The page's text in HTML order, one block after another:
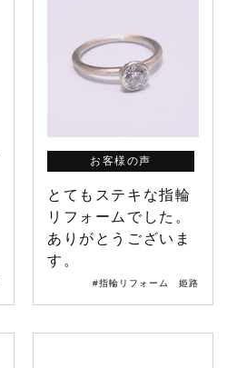
お客様の声
とてもステキな指輪
リフォームでした。
ありがとうございま
す。
#指輪リフォーム 姫路